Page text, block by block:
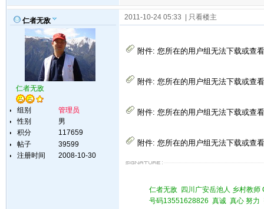
仁者无敌
仁者无敌
组别
管理员
性别
男
积分
117659
帖子
39599
注册时间
2008-10-30
2011-10-24 05:33 | 只看楼主
附件: 您所在的用户组无法下载或查
附件: 您所在的用户组无法下载或查
附件: 您所在的用户组无法下载或查
附件: 您所在的用户组无法下载或查
仁者无敌 四川广安岳池人 乡村教
号码13551628826 真诚 真心 努